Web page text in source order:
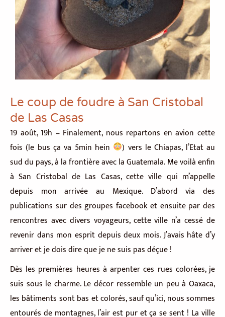
Le coup de foudre à San Cristobal
de Las Casas
19 août, 19h – Finalement, nous repartons en avion cette
fois (le bus ça va 5min hein
) vers le Chiapas, l’Etat au
sud du pays, à la frontière avec la Guatemala. Me voilà enfin
à San Cristobal de Las Casas, cette ville qui m’appelle
depuis mon arrivée au Mexique. D’abord via des
publications sur des groupes facebook et ensuite par des
rencontres avec divers voyageurs, cette ville n’a cessé de
revenir dans mon esprit depuis deux mois. J’avais hâte d’y
arriver et je dois dire que je ne suis pas déçue !
Dès les premières heures à arpenter ces rues colorées, je
suis sous le charme. Le décor ressemble un peu à Oaxaca,
les bâtiments sont bas et colorés, sauf qu’ici, nous sommes
entourés de montagnes, l’air est pur et ça se sent ! La ville